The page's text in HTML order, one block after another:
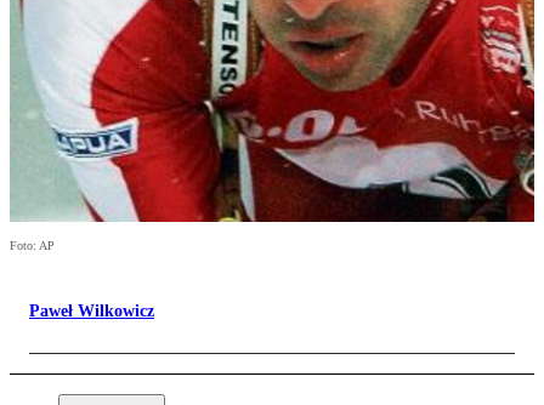
Foto: AP
Paweł Wilkowicz